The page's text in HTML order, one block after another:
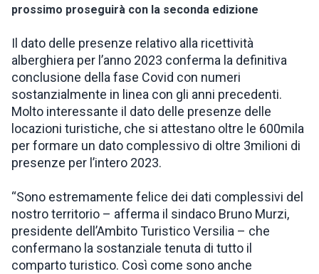
prossimo proseguirà con la seconda edizione
Il dato delle presenze relativo alla ricettività
alberghiera per l’anno 2023 conferma la definitiva
conclusione della fase Covid con numeri
sostanzialmente in linea con gli anni precedenti.
Molto interessante il dato delle presenze delle
locazioni turistiche, che si attestano oltre le 600mila
per formare un dato complessivo di oltre 3milioni di
presenze per l’intero 2023.
“Sono estremamente felice dei dati complessivi del
nostro territorio – afferma il sindaco Bruno Murzi,
presidente dell’Ambito Turistico Versilia – che
confermano la sostanziale tenuta di tutto il
comparto turistico. Così come sono anche